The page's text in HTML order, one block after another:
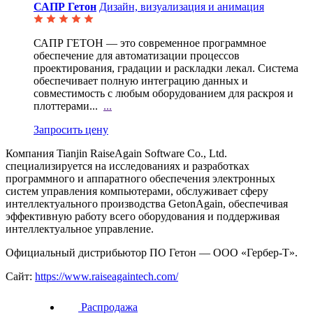
САПР Гетон Дизайн, визуализация и анимация
САПР ГЕТОН — это современное программное
обеспечение для автоматизации процессов
проектирования, градации и раскладки лекал. Система
обеспечивает полную интеграцию данных и
совместимость с любым оборудованием для раскроя и
плоттерами... ...
Запросить цену
Компания Tianjin RaiseAgain Software Co., Ltd.
специализируется на исследованиях и разработках
программного и аппаратного обеспечения электронных
систем управления компьютерами, обслуживает сферу
интеллектуального производства GetonAgain, обеспечивая
эффективную работу всего оборудования и поддерживая
интеллектуальное управление.
Официальный дистрибьютор ПО Гетон — ООО «Гербер-Т».
Сайт: https://www.raiseagaintech.com/
Распродажа